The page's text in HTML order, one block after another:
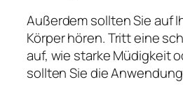
Außerdem sollten Sie auf
Körper hören. Tritt eine
auf, wie starke Müdigkeit
sollten Sie die